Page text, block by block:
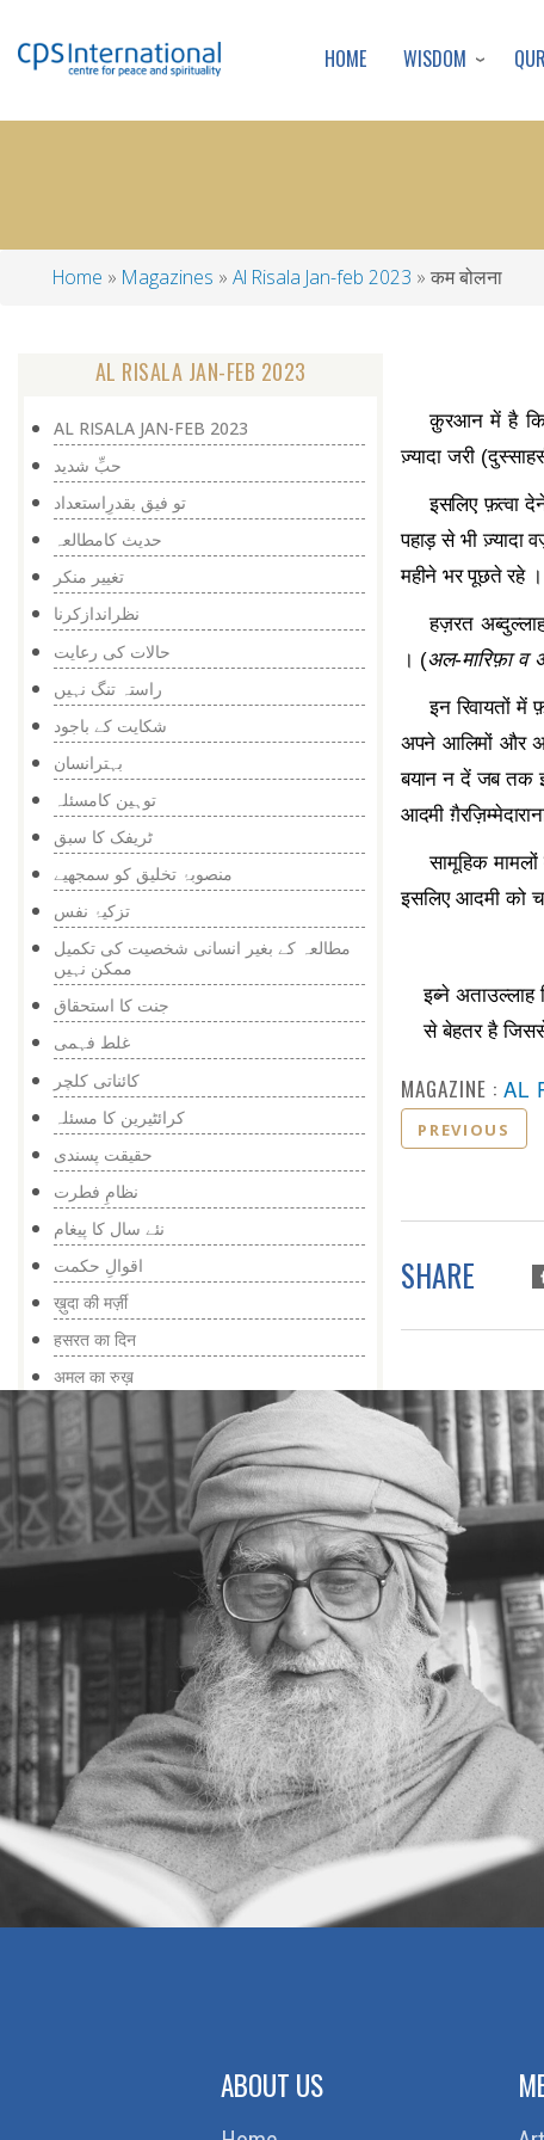
HOME WISDOM
Breadcrumb
Home Magazines Al Risala Jan-feb 2023 कम बोलना
क़ुरआन में है
ज़्यादा जरी
इसलिए फ़त्वा
पहाड़ से भी
महीने भर पूछते रहे
हज़रत
। (अल-मारिफ़ा व
इन रिवायतों
अपने आलिमों और
बयान न दें जब तक
आदमी
सामूहिक
इसलिए आदमी को
इब्ने
से बेहतर है
MAGAZINE : AL
PREVIOUS
SHARE
AL RISALA JAN-FEB 2023
AL RISALA JAN-FEB 2023
حبِّ شدید
تو فیق بقدرِاستعداد
حدیث کامطالعہ
تغییر منکر
نظراندازکرنا
حالات کی رعایت
راستہ تنگ نہیں
شکایت کے باجود
بہترانسان
توہین کامسئلہ
ٹریفک کا سبق
منصوبۂ تخلیق کو سمجھیے
تزکیۂ نفس
مطالعہ کے بغیر انسانی شخصیت کی تکمیل
ممکن نہیں
جنت کا استحقاق
غلط فہمی
کائناتی کلچر
کرائٹیرین کا مسئلہ
حقیقت پسندی
نظامِ فطرت
نئے سال کا پیغام
اقوالِ حکمت
ख़ुदा की मर्ज़ी
हसरत का दिन
अमल का रुख़
कायनात मशीन नहीं
कम बोलना
ईमान
इन्सान की ज़िम्मेदारी
तज़्किया
ईमान की हक़ीक़त यह है कि आदमी ग़ैबी हक़ीक़तों को
देखने लगे
क़ुरआन का पैग़ाम
कारण क्या है
ABOUT US